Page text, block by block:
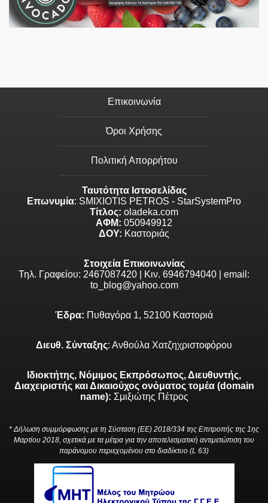
Επικοινωνία
Όροι Χρήσης
Πολιτική Απορρήτου
Ταυτότητα Ιστοσελίδας
Επωνυμία: SMIXIOTIS PETROS - StarSystemPro
Τίτλος: oladeka.com
ΑΦΜ: 050949912
ΔΟΥ: Καστοριάς
Στοιχεία Επικοινωνίας
Τηλ. Γραφείου: 2467087420 | Κιν. 6946794040 | email:
to_blog@yahoo.com
Έδρα: Πυθαγόρα 1, 52100 Καστοριά
Διευθ. Σύνταξης: Ανθούλα Χατζηχριστοφόρου
Ιδιοκτήτης, Νόμιμος Εκπρόσωπος, Διευθυντής,
Διαχειριστής και Δικαιούχος ονόματος τομέα (domain
name): Σμιξιώτης Πέτρος
* Δήλωση συμμόρφωσης με τη Σύσταση (ΕΕ) 2018/334 της Επιτροπής της 1ης
Μαρτίου 2018, σχετικά με τα μέτρα για την αποτελεσματική αντιμετώπιση του
παράνομου περιεχομένου στο διαδίκτυο (L 63)